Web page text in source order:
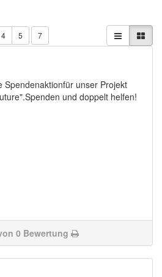
4 5 7
Spendenaktionfür unser Projekt
und doppelt helfen!
0 Bewertung